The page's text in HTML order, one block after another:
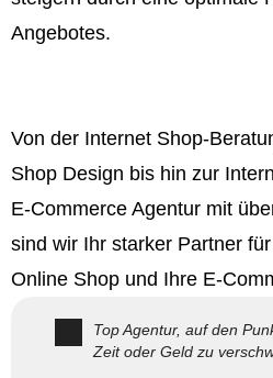
Angebotes.
Von der Internet Shop-
Shop Design bis hin zur
E-Commerce Agentur mit
sind wir Ihr starker Partner
Online Shop und Ihre E-
Top Agentur, auf den
Zeit oder Geld zu